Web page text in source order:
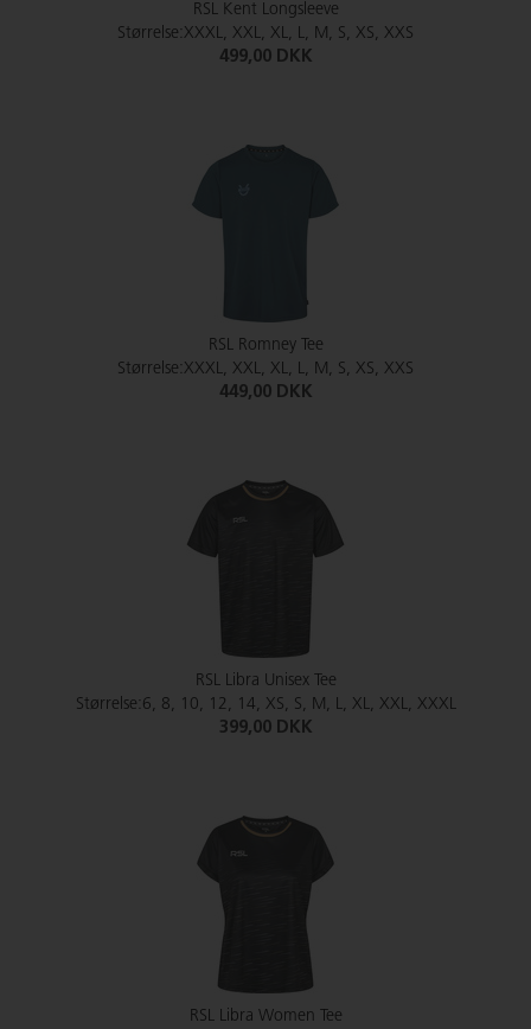
RSL Kent Longsleeve
Størrelse:XXXL, XXL, XL, L, M, S, XS, XXS
499,00 DKK
RSL Romney Tee
Størrelse:XXXL, XXL, XL, L, M, S, XS, XXS
449,00 DKK
RSL Libra Unisex Tee
Størrelse:6, 8, 10, 12, 14, XS, S, M, L, XL, XXL, XXXL
399,00 DKK
RSL Libra Women Tee